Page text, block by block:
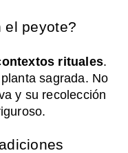
el peyote?
rituales.
sagrada. No
y su recolección